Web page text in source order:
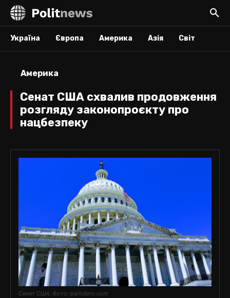
Україна Європа Америка Азія Світ
Америка
Сенат США схвалив продовження
розгляду законопроєкту про
нацбезпеку
Сенат США. Фото: partidero.com